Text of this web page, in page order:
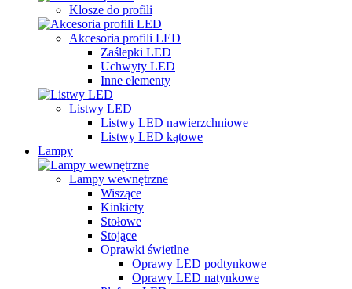
Klosze do profili
Akcesoria profili LED
Zaślepki LED
Uchwyty LED
Inne elementy
Listwy LED
Listwy LED nawierzchniowe
Listwy LED kątowe
Lampy
Lampy wewnętrzne
Wiszące
Kinkiety
Stołowe
Stojące
Oprawki świetlne
Oprawy LED podtynkowe
Oprawy LED natynkowe